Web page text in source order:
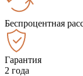
Беспроцентная
Гарантия
2 года